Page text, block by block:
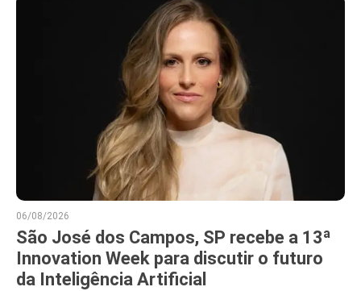
06/08/2026
São José dos Campos, SP recebe a 13ª
Innovation Week para discutir o futuro
da Inteligência Artificial